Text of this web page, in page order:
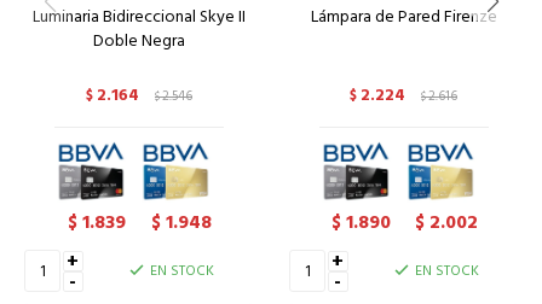
Luminaria Bidireccional Skye II
Doble Negra
$ 2.164 $2.546
$1.839 $1.948
+
- EN STOCK
Lámpara de Pared Firenze
$ 2.224 $2.616
$1.890 $ 2.002
+
- EN STOCK